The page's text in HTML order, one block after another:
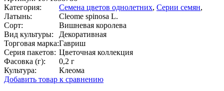
Категория:
Семена цветов однолетних, Серии семян,
Латынь:
Cleome spinosa L.
Сорт:
Вишневая королева
Вид культуры:
Декоративная
Торговая марка:Гавриш
Серия пакетов: Цветочная коллекция
Фасовка (г):
0,2 г
Культура:
Клеома
Добавить товар к сравнению